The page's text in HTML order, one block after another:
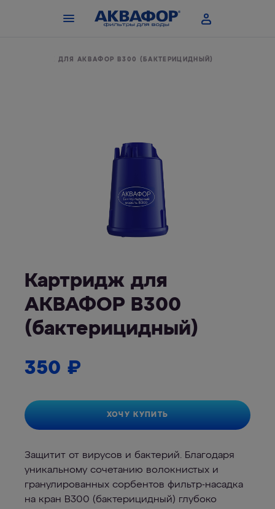
КАРТРИДЖ ДЛЯ АКВАФОР В300 (БАКТЕРИЦИДНЫЙ)
Картридж для
АКВАФОР В300
(бактерицидный)
350 ₽
ХОЧУ КУПИТЬ
Защитит от вирусов и бактерий. Благодаря
уникальному сочетанию волокнистых и
гранулированных сорбентов фильтр-насадка
на кран В300 (бактерицидный) глубоко